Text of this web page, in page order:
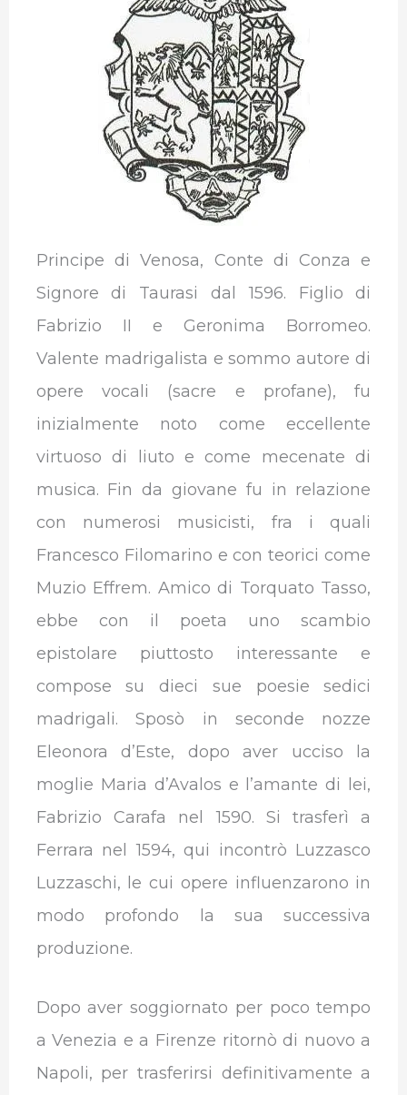
r
d
I
n
A
p
p
r
a
m
r
Principe di Venosa, Conte di Conza e
Signore di Taurasi dal 1596. Figlio di
Fabrizio II e Geronima Borromeo.
Valente madrigalista e sommo autore di
opere vocali (sacre e profane), fu
inizialmente noto come eccellente
virtuoso di liuto e come mecenate di
musica. Fin da giovane fu in relazione
con numerosi musicisti, fra i quali
Francesco Filomarino e con teorici come
Muzio Effrem. Amico di Torquato Tasso,
ebbe con il poeta uno scambio
epistolare piuttosto interessante e
compose su dieci sue poesie sedici
madrigali. Sposò in seconde nozze
Eleonora d’Este, dopo aver ucciso la
moglie Maria d’Avalos e l’amante di lei,
Fabrizio Carafa nel 1590. Si trasferì a
Ferrara nel 1594, qui incontrò Luzzasco
Luzzaschi, le cui opere influenzarono in
modo profondo la sua successiva
produzione.
Dopo aver soggiornato per poco tempo
a Venezia e a Firenze ritornò di nuovo a
Napoli, per trasferirsi definitivamente a